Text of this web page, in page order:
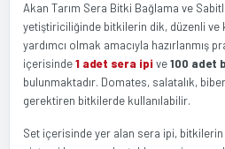
Akan Tarım Sera Bitki Bağlama ve
yetiştiriciliğinde bitkilerin dik, düzenli
yardımcı olmak amacıyla hazırlanmış
içerisinde1 adet sera ipive100 adet
bulunmaktadır. Domates, salatalık,
gerektiren bitkilerde kullanılabilir.
Set içerisinde yer alan sera ipi, bitkilerin